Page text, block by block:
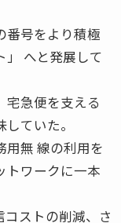
番号をより積極
」 へと発展して
急便を支える
ていた。
用無 線の利用を
トワークに一本
ストの削減、さ